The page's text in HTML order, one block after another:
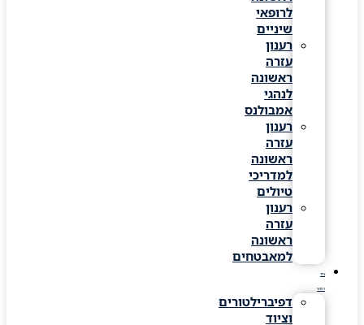
לרופאי
שיניים
רענון
עזרה
ראשונה
לנהגי
אמבולנס
רענון
עזרה
ראשונה
למדריכי
טיולים
רענון
עזרה
ראשונה
למאבטחים
דפיברילטורים